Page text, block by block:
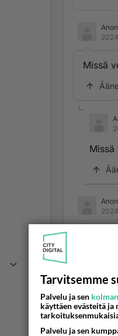
Missä
Missä
Niin
Tarvitsemme
Palvelu ja sen
käyttäen evästeitä
Palvelu ja sen